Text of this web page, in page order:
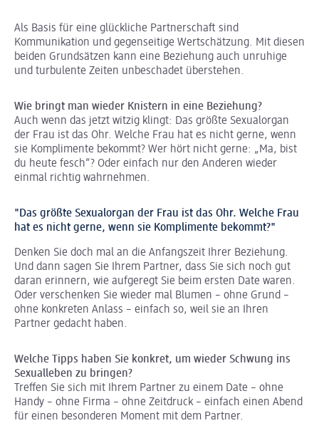
Als Basis für eine glückliche Partnerschaft sind
Kommunikation und gegenseitige Wertschätzung. Mit diesen
beiden Grundsätzen kann eine Beziehung auch unruhige
und turbulente Zeiten unbeschadet überstehen.
Wie bringt man wieder Knistern in eine Beziehung?
Auch wenn das jetzt witzig klingt: Das größte Sexualorgan
der Frau ist das Ohr. Welche Frau hat es nicht gerne, wenn
sie Komplimente bekommt? Wer hört nicht gerne: „Ma, bist
du heute fesch“? Oder einfach nur den Anderen wieder
einmal richtig wahrnehmen.
"Das größte Sexualorgan der Frau ist das Ohr. Welche Frau
hat es nicht gerne, wenn sie Komplimente bekommt?"
Denken Sie doch mal an die Anfangszeit Ihrer Beziehung.
Und dann sagen Sie Ihrem Partner, dass Sie sich noch gut
daran erinnern, wie aufgeregt Sie beim ersten Date waren.
Oder verschenken Sie wieder mal Blumen – ohne Grund –
ohne konkreten Anlass – einfach so, weil sie an Ihren
Partner gedacht haben.
Welche Tipps haben Sie konkret, um wieder Schwung ins
Sexualleben zu bringen?
Treffen Sie sich mit Ihrem Partner zu einem Date – ohne
Handy – ohne Firma – ohne Zeitdruck – einfach einen Abend
für einen besonderen Moment mit dem Partner.